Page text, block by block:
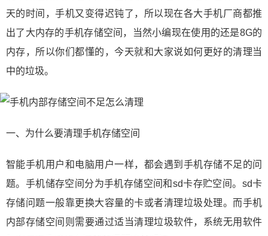
天的时间，手机又变得迟钝了，所以现在各大手机厂商都推
出了大内存的手机存储空间，当然小编现在使用的还是8G的
内存，所以你们都懂的，今天就和大家说如何更好的清理当
中的垃圾。
一、为什么要清理手机存储空间
智能手机用户和电脑用户一样，都会遇到手机存储不足的问
题。手机储存空间分为手机存储空间和sd卡存贮空间。sd卡
存储问题一般靠更换大容量的卡或者清理垃圾处理。而手机
内部存储空间则需要通过适当清理垃圾软件，系统无用软件